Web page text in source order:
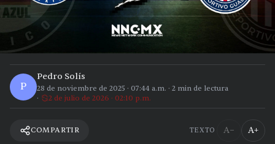
P
Pedro Solís
28 de noviembre de 2025 · 07:44 a.m. · 2 min de lectura
2 de julio de 2026 · 02:10 p.m.
COMPARTIR TEXTO A− A+